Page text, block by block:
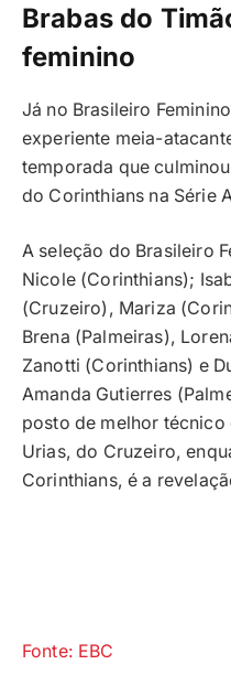
Brabas do
feminino
Já no Brasileiro
experiente meia-
temporada que
do Corinthians na Série
A seleção do Brasileiro
Nicole (Corinthians);
(Cruzeiro), Mariza
Brena (Palmeiras),
Zanotti (Corinthians) e
Amanda Gutierres
posto de melhor
Urias, do Cruzeiro,
Corinthians, é a
Fonte: EBC